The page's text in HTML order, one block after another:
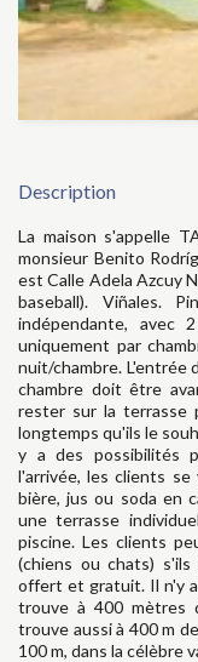
Description
La maison s'appelle
monsieur Benito
est Calle Adela Azcuy
baseball). Viñales.
indépendante, avec
uniquement par
nuit/chambre. L'entrée
chambre doit être
rester sur la terrasse
longtemps qu'ils le
y a des possibilités
l'arrivée, les clients
bière, jus ou soda en
une terrasse
piscine. Les clients
(chiens ou chats)
offert et gratuit. Il n'y a
trouve à 400 mètres
trouve aussi à 400 m
100 m, dans la célèbre